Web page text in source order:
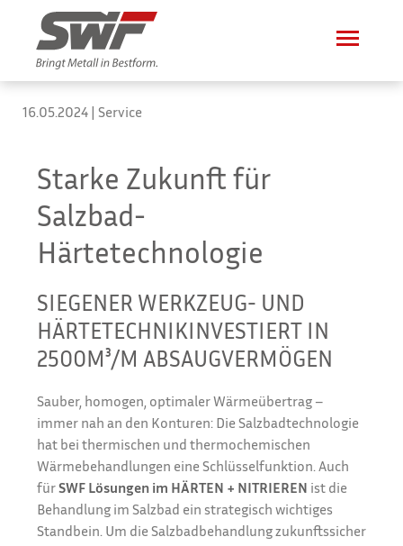
16.05.2024 | Service
Starke Zukunft für
Salzbad-
Härtetechnologie
SIEGENER WERKZEUG- UND
HÄRTETECHNIKINVESTIERT IN
2500M³/M ABSAUGVERMÖGEN
Sauber, homogen, optimaler Wärmeübertrag –
immer nah an den Konturen: Die Salzbadtechnologie
hat bei thermischen und thermochemischen
Wärmebehandlungen eine Schlüsselfunktion. Auch
fürSWF Lösungen im HÄRTEN + NITRIEREN ist die
Behandlung im Salzbad ein strategisch wichtiges
Standbein. Um die Salzbadbehandlung zukunftssicher